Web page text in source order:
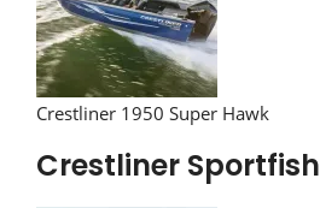
Crestliner 1950 Super Hawk
Crestliner Sportfish